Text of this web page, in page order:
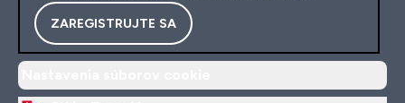
ZAREGISTRUJTE SA